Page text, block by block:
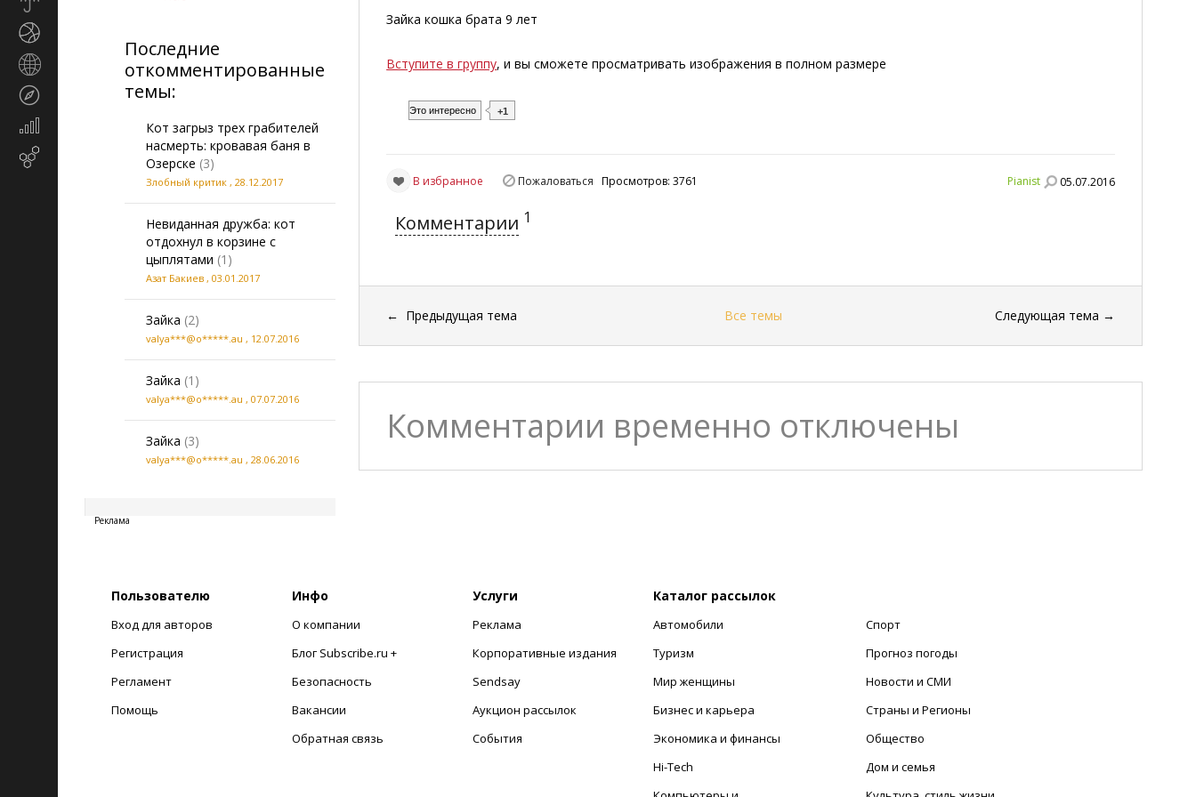
Последние
откомментированные
темы:
Кот загрыз трех грабителей
насмерть: кровавая баня в
Озерске (3)
Злобный критик , 28.12.2017
Невиданная дружба: кот
отдохнул в корзине с
цыплятами (1)
Азат Бакиев , 03.01.2017
Зайка (2)
valya***@o*****.au , 12.07.2016
Зайка (1)
valya***@o*****.au , 07.07.2016
Зайка (3)
valya***@o*****.au , 28.06.2016
Реклама
Зайка кошка брата 9 лет
Вступите в группу, и вы сможете просматривать изображения в полном размере
Это интересно +1
Pianist 05.07.2016
В избранное Пожаловаться Просмотров: 3761
Комментарии 1
← Предыдущая тема Все темы Следующая тема →
Комментарии временно отключены
Пользователю
Вход для авторов
Регистрация
Регламент
Помощь
Инфо
О компании
Блог Subscribe.ru +
Безопасность
Вакансии
Обратная связь
Услуги
Реклама
Корпоративные издания
Sendsay
Аукцион рассылок
События
Каталог рассылок
Автомобили
Туризм
Мир женщины
Бизнес и карьера
Экономика и финансы
Hi-Tech
Спорт
Прогноз погоды
Новости и СМИ
Страны и Регионы
Общество
Дом и семья